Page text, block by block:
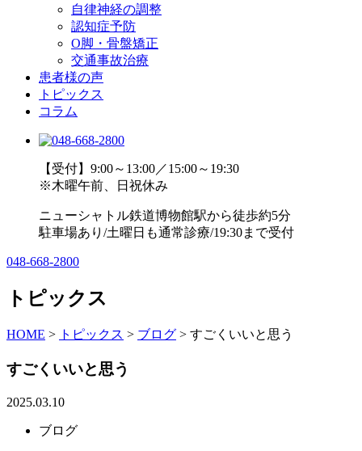
自律神経の調整
認知症予防
O脚・骨盤矯正
交通事故治療
患者様の声
トピックス
コラム
【受付】9:00～13:00／15:00～19:30
※木曜午前、日祝休み
ニューシャトル鉄道博物館駅から徒歩約5分
駐車場あり/土曜日も通常診療/19:30まで受付
048-668-2800
トピックス
HOME > トピックス > ブログ > すごくいいと思う
すごくいいと思う
2025.03.10
ブログ